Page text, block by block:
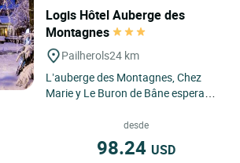
Logis Hôtel Auberge des
Montagnes
Pailherols24 km
L’auberge des Montagnes, Chez
Marie y Le Buron de Bâne esperan a
Pailherols, en la cumbre...
desde
98.24 USD